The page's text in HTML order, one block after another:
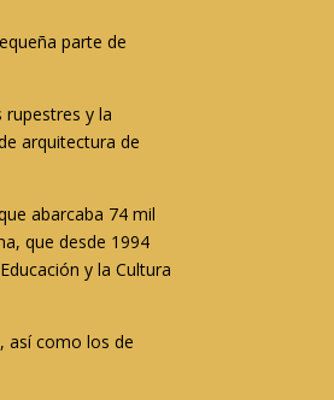
parte de
y la
arquitectura de
abarcaba 74 mil
que desde 1994
y la Cultura
así como los de